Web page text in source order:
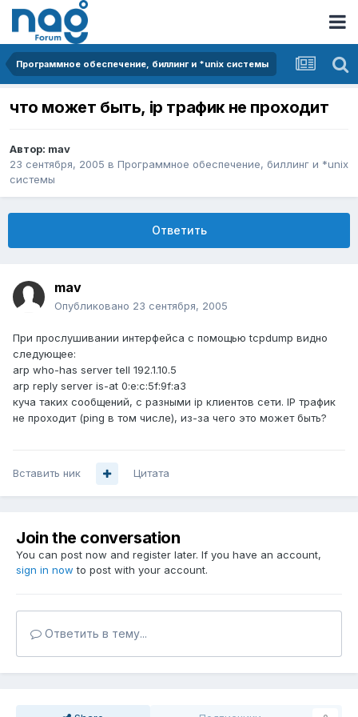
Программное обеспечение, биллинг и *unix системы
что может быть, ip трафик не проходит
Автор: mav
23 сентября, 2005 в Программное обеспечение, биллинг и *unix
системы
Ответить
mav
Опубликовано 23 сентября, 2005
При прослушивании интерфейса с помощью tcpdump видно
следующее:
arp who-has server tell 192.1.10.5
arp reply server is-at 0:e:c:5f:9f:a3
куча таких сообщений, с разными ip клиентов сети. IP трафик
не проходит (ping в том числе), из-за чего это может быть?
Вставить ник Цитата
Join the conversation
You can post now and register later. If you have an account,
sign in now to post with your account.
Ответить в тему...